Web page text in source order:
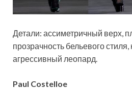
Детали: ассиметричный верх,
прозрачность бельевого
агрессивный леопард.
Paul Costelloe